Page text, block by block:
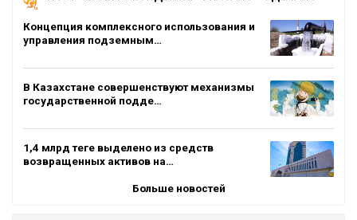
Концепция комплексного использования и
управления подземным…
В Казахстане совершенствуют механизмы
государственной подде…
1,4 млрд теңге выделено из средств
возвращенных активов на…
Больше новостей